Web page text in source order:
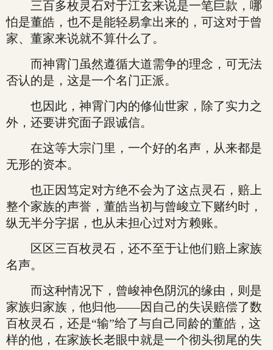
三百多枚灵石对于江玄来说是一笔巨款，哪
怕是董皓，也不是能轻易拿出来的，可这对于曾
家、董家来说就不算什么了。
而神霄门虽然遵循大道需争的理念，可无法
否认的是，这是一个名门正派。
也因此，神霄门内的修仙世家，除了实力之
外，还要讲究面子跟诚信。
在这等大宗门里，一个好的名声，从来都是
无形的资本。
也正因笃定对方绝不会为了这点灵石，赔上
整个家族的声誉，董皓当初与曾峻立下赌约时，
纵无半分字据，也从未担心过对方赖账。
区区三百枚灵石，还不至于让他们赔上家族
名声。
而这种情况下，曾峻神色阴沉的缘由，则是
家族归家族，他归他——因自己的失误赔偿了数
百枚灵石，还是“输”给了与自己同龄的董皓，这
样的他，在家族长老眼中就是一个彻头彻尾的失